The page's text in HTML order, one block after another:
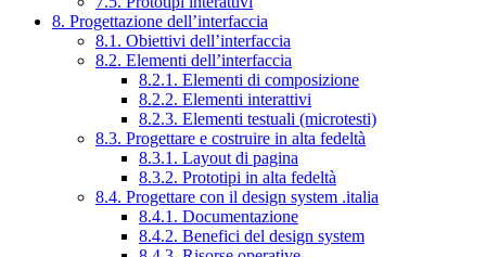
8. Progettazione dell’interfaccia
8.1. Obiettivi dell’interfaccia
8.2. Elementi dell’interfaccia
8.2.1. Elementi di composizione
8.2.2. Elementi interattivi
8.2.3. Elementi testuali (microtesti)
8.3. Progettare e costruire in alta fedeltà
8.3.1. Layout di pagina
8.3.2. Prototipi in alta fedeltà
8.4. Progettare con il design system .italia
8.4.1. Documentazione
8.4.2. Benefici del design system